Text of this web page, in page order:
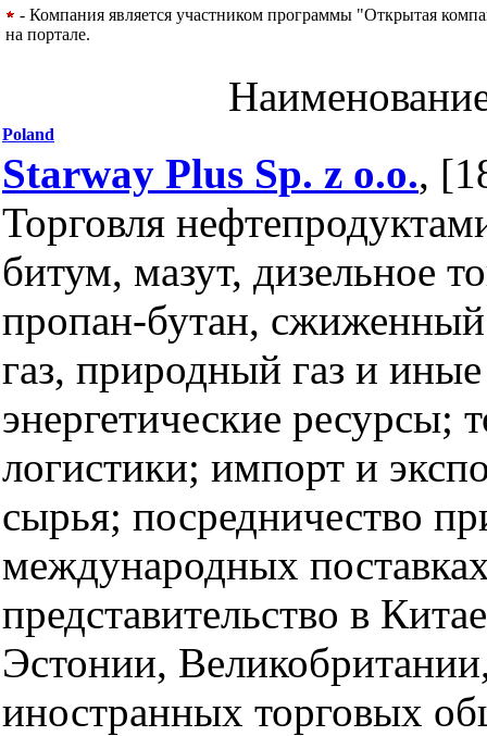
- Компания является участником программы "Открытая
на портале.
Poland
Starway Plus Sp. z o.o.,
Торговля
битум, мазут, дизельное
пропан-бутан,
газ, природный газ и иные
энергетические ресурсы;
логистики; импорт и
сырья; посредничество
международных
представительство в
Эстонии,
иностранных торговых